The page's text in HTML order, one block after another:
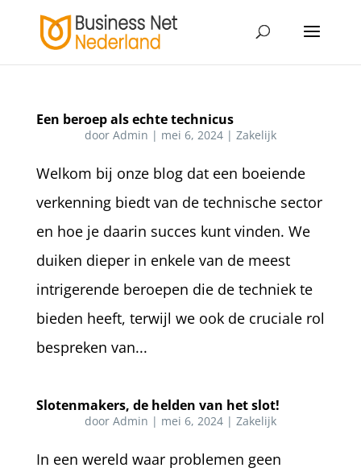
Een beroep als echte technicus
door Admin | mei 6, 2024| Zakelijk
Welkom bij onze blog dat een boeiende
verkenning biedt van de technische sector
en hoe je daarin succes kunt vinden. We
duiken dieper in enkele van de meest
intrigerende beroepen die de techniek te
bieden heeft, terwijl we ook de cruciale rol
bespreken van...
Slotenmakers, de helden van het slot!
door Admin | mei 6, 2024| Zakelijk
In een wereld waar problemen geen